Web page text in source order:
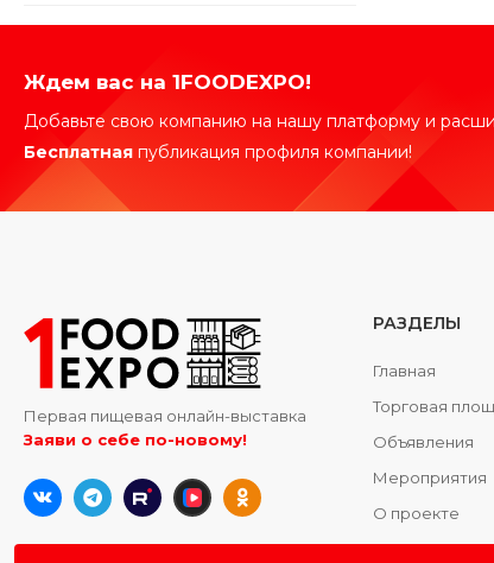
Ждем вас на 1FOODEXPO!
Добавьте свою компанию на нашу платформу и
Бесплатная публикация профиля компании!
Первая пищевая онлайн-выставка
Заяви о себе по-новому!
РАЗДЕЛЫ
Главная
Торговая
Объявления
Мероприятия
О проекте
Контакты